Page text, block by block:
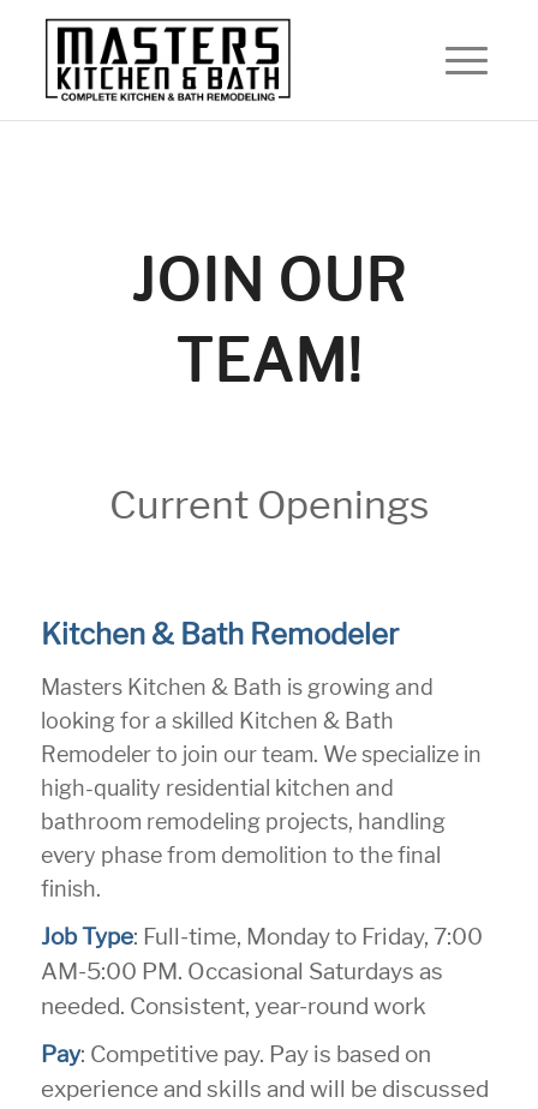
JOIN OUR
TEAM!
Current Openings
Kitchen & Bath Remodeler
Masters Kitchen & Bath is growing and
looking for a skilled Kitchen & Bath
Remodeler to join our team. We specialize in
high-quality residential kitchen and
bathroom remodeling projects, handling
every phase from demolition to the final
finish.
Job Type: Full-time, Monday to Friday, 7:00
AM-5:00 PM. Occasional Saturdays as
needed. Consistent, year-round work
Pay: Competitive pay. Pay is based on
experience and skills and will be discussed